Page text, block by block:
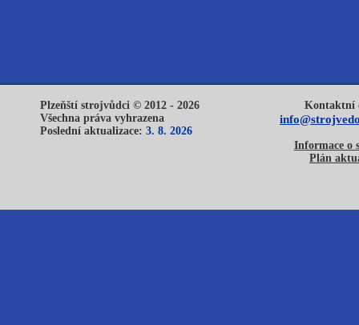
Plzeňští strojvůdci © 2012 - 2026
Všechna práva vyhrazena
Poslední aktualizace: 3. 8. 2026
Kontaktní
Informace o
Plán